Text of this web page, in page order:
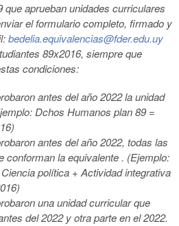
que aprueban unidades curriculares
el formulario completo, firmado y
bedelia.equivalencias@fder.edu.uy
89x2016, siempre que
condiciones:
antes del año 2022 la unidad
Dchos Humanos plan 89 =
antes del año 2022, todas las
conforman la equivalente . (Ejemplo:
política + Actividad integrativa
una unidad curricular que
del 2022 y otra parte en el 2022.